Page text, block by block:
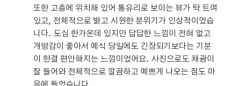
또한 고층에 위치해 있어 통유리로 보이는 뷰가 탁 트여
있고, 전체적으로 밝고 시원한 분위기가 인상적이었습
니다. 도심 한가운데 있지만 답답한 느낌이 전혀 없고
개방감이 좋아서 예식 당일에도 긴장되기보다는 기분
이 한결 편안해지는 느낌이었어요. 사진으로도 채광이
잘 들어와 전체적으로 깔끔하고 예쁘게 나오는 점도 마